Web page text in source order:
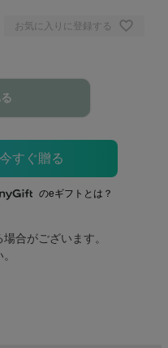
お気に入りに登録する
のeギフトとは？
合がございます。